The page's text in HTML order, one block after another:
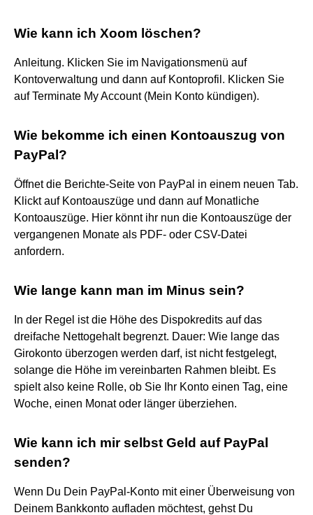
Wie kann ich Xoom löschen?
Anleitung. Klicken Sie im Navigationsmenü auf
Kontoverwaltung und dann auf Kontoprofil. Klicken Sie
auf Terminate My Account (Mein Konto kündigen).
Wie bekomme ich einen Kontoauszug von
PayPal?
Öffnet die Berichte-Seite von PayPal in einem neuen Tab.
Klickt auf Kontoauszüge und dann auf Monatliche
Kontoauszüge. Hier könnt ihr nun die Kontoauszüge der
vergangenen Monate als PDF- oder CSV-Datei
anfordern.
Wie lange kann man im Minus sein?
In der Regel ist die Höhe des Dispokredits auf das
dreifache Nettogehalt begrenzt. Dauer: Wie lange das
Girokonto überzogen werden darf, ist nicht festgelegt,
solange die Höhe im vereinbarten Rahmen bleibt. Es
spielt also keine Rolle, ob Sie Ihr Konto einen Tag, eine
Woche, einen Monat oder länger überziehen.
Wie kann ich mir selbst Geld auf PayPal
senden?
Wenn Du Dein PayPal-Konto mit einer Überweisung von
Deinem Bankkonto aufladen möchtest, gehst Du